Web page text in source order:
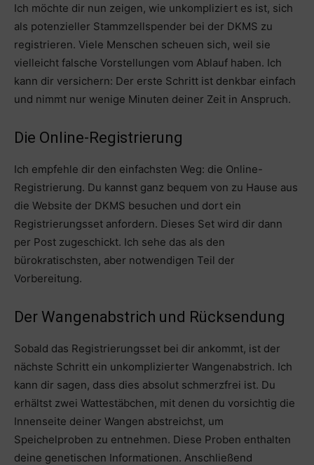
Ich möchte dir nun zeigen, wie unkompliziert es ist, sich
als potenzieller Stammzellspender bei der DKMS zu
registrieren. Viele Menschen scheuen sich, weil sie
vielleicht falsche Vorstellungen vom Ablauf haben. Ich
kann dir versichern: Der erste Schritt ist denkbar einfach
und nimmt nur wenige Minuten deiner Zeit in Anspruch.
Die Online-Registrierung
Ich empfehle dir den einfachsten Weg: die Online-
Registrierung. Du kannst ganz bequem von zu Hause aus
die Website der DKMS besuchen und dort ein
Registrierungsset anfordern. Dieses Set wird dir dann
per Post zugeschickt. Ich sehe das als den
bürokratischsten, aber notwendigen Teil der
Vorbereitung.
Der Wangenabstrich und Rücksendung
Sobald das Registrierungsset bei dir ankommt, ist der
nächste Schritt ein unkomplizierter Wangenabstrich. Ich
kann dir sagen, dass dies absolut schmerzfrei ist. Du
erhältst zwei Wattestäbchen, mit denen du vorsichtig die
Innenseite deiner Wangen abstreichst, um
Speichelproben zu entnehmen. Diese Proben enthalten
deine genetischen Informationen. Anschließend